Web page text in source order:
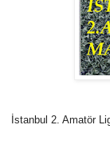
İstanbul 2. Amatör